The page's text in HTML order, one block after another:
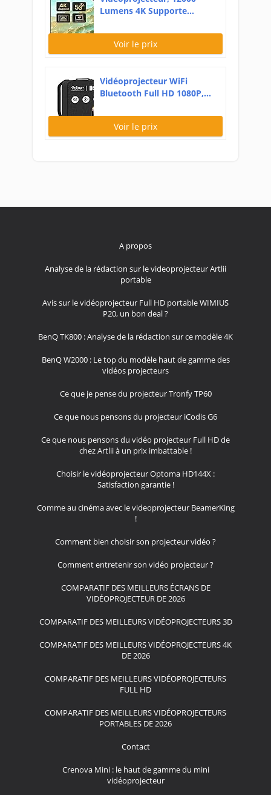
Lumens 4K Supporte...
Voir le prix
Vidéoprojecteur WiFi
Bluetooth Full HD 1080P,...
Voir le prix
A propos
Analyse de la rédaction sur le videoprojecteur Artlii
portable
Avis sur le vidéoprojecteur Full HD portable WIMIUS
P20, un bon deal ?
BenQ TK800 : Analyse de la rédaction sur ce modèle 4K
BenQ W2000 : Le top du modèle haut de gamme des
vidéos projecteurs
Ce que je pense du projecteur Tronfy TP60
Ce que nous pensons du projecteur iCodis G6
Ce que nous pensons du vidéo projecteur Full HD de
chez Artlii à un prix imbattable !
Choisir le vidéoprojecteur Optoma HD144X :
Satisfaction garantie !
Comme au cinéma avec le videoprojecteur BeamerKing
!
Comment bien choisir son projecteur vidéo ?
Comment entretenir son vidéo projecteur ?
COMPARATIF DES MEILLEURS ÉCRANS DE
VIDÉOPROJECTEUR DE 2026
COMPARATIF DES MEILLEURS VIDÉOPROJECTEURS 3D
COMPARATIF DES MEILLEURS VIDÉOPROJECTEURS 4K
DE 2026
COMPARATIF DES MEILLEURS VIDÉOPROJECTEURS
FULL HD
COMPARATIF DES MEILLEURS VIDÉOPROJECTEURS
PORTABLES DE 2026
Contact
Crenova Mini : le haut de gamme du mini
vidéoprojecteur